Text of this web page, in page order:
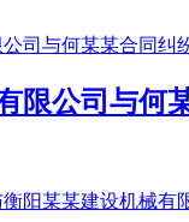
限公司与何